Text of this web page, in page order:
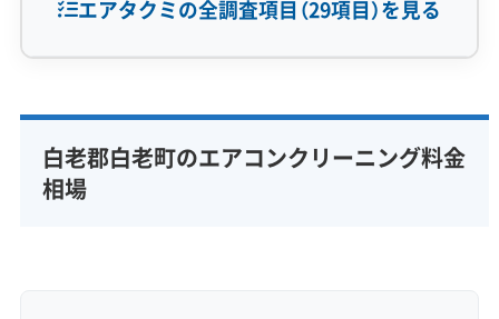
エアタクミの全調査項目（29項目）を見る
完全分解洗浄 部分クリーニング
実績10年以上
資格保有スタッフ
白老郡白老町のエアコンクリーニング料金
相場